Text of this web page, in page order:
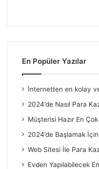
En Popüler Yazılar
İnternetten en kolay
2024’de Nasıl Para
Müşterisi Hazır En
2024’de Başlamak
Web Sitesi İle Para
Evden Yapılabilecek